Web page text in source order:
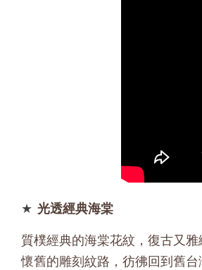
★ 光透經典海棠
質樸經典的海棠花紋，復古又雅
懷舊的雕刻紋路，彷彿回到舊台